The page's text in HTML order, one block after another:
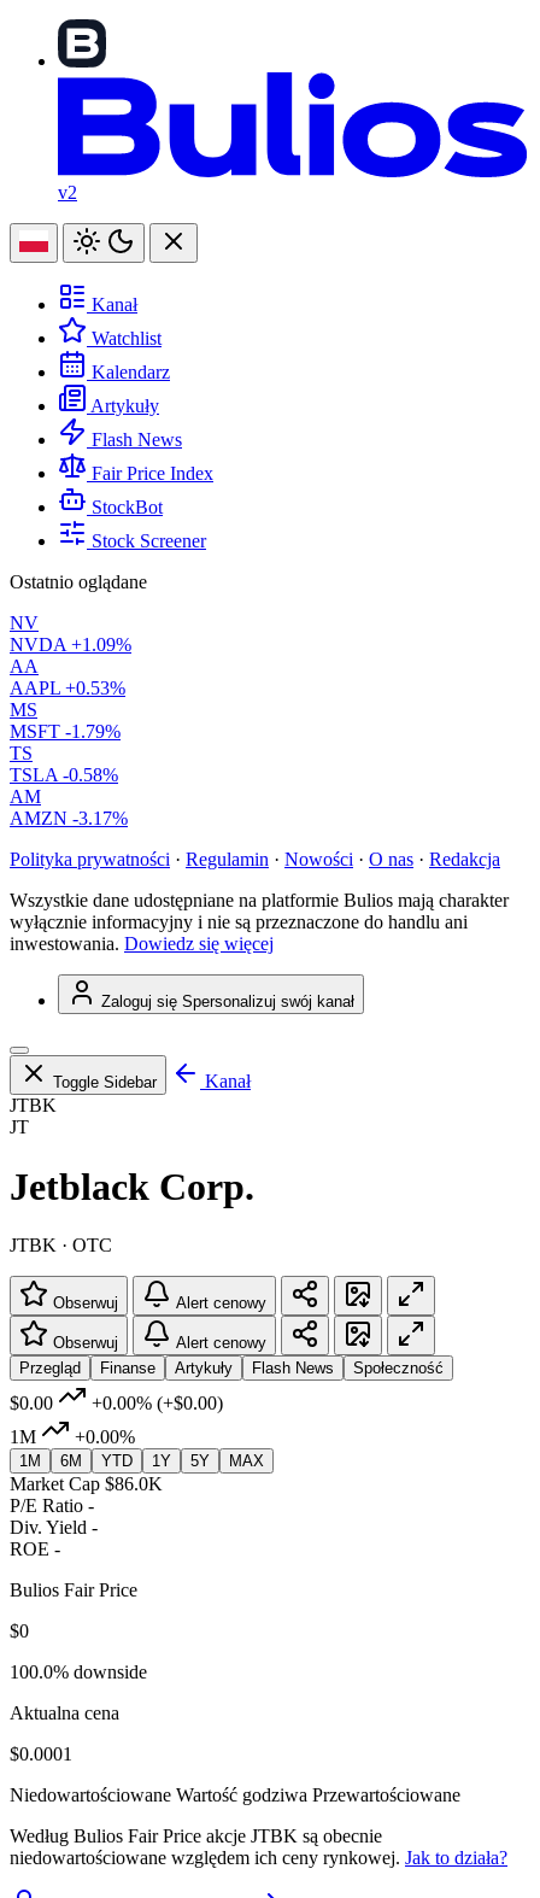
v2
Kanał
Watchlist
Kalendarz
Artykuły
Flash News
Fair Price Index
StockBot
Stock Screener
Ostatnio oglądane
NV
NVDA +1.09%
AA
AAPL +0.53%
MS
MSFT -1.79%
TS
TSLA -0.58%
AM
AMZN -3.17%
Polityka prywatności · Regulamin · Nowości · O nas · Redakcja
Wszystkie dane udostępniane na platformie Bulios mają charakter
wyłącznie informacyjny i nie są przeznaczone do handlu ani
inwestowania. Dowiedz się więcej
Zaloguj się Spersonalizuj swój kanał
Toggle Sidebar
Kanał
JTBK
JT
Jetblack Corp.
JTBK · OTC
Obserwuj Alert cenowy
Obserwuj
Alert cenowy
Przegląd
Finanse Artykuły Flash News Społeczność
$0.00 +0.00% (+$0.00)
1M
+0.00%
1M 6M YTD 1Y 5Y MAX
Market Cap $86.0K
P/E Ratio -
Div. Yield -
ROE -
Bulios Fair Price
$0
100.0% downside
Aktualna cena
$0.0001
Niedowartościowane Wartość godziwa Przewartościowane
Według Bulios Fair Price akcje JTBK są obecnie
niedowartościowane względem ich ceny rynkowej. Jak to działa?